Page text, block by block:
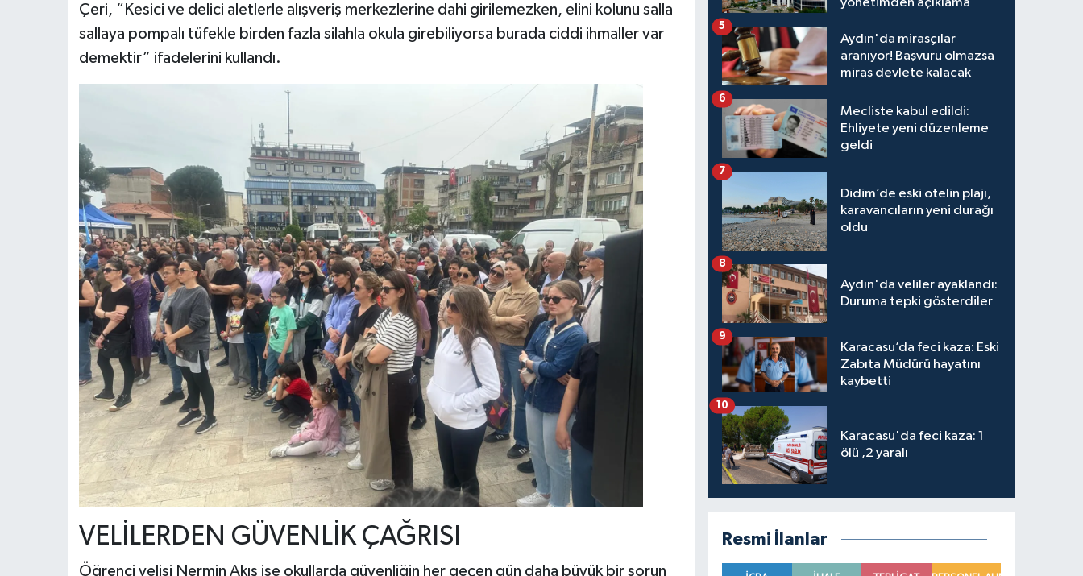
Çeri, “Kesici ve delici aletlerle alışveriş merkezlerine dahi girilemezken, elini kolunu salla
sallaya pompalı tüfekle birden fazla silahla okula girebiliyorsa burada ciddi ihmaller var
demektir” ifadelerini kullandı.
VELİLERDEN GÜVENLİK ÇAĞRISI
Öğrenci velisi Nermin Akış ise okullarda güvenliğin her geçen gün daha büyük bir sorun
yönetimden açıklama
Aydın'da mirasçılar
aranıyor! Başvuru olmazsa
miras devlete kalacak
5
Mecliste kabul edildi:
Ehliyete yeni düzenleme
geldi
6
Didim’de eski otelin plajı,
karavancıların yeni durağı
oldu
7
Aydın'da veliler ayaklandı:
Duruma tepki gösterdiler
8
Karacasu’da feci kaza: Eski
Zabıta Müdürü hayatını
kaybetti
9
Karacasu'da feci kaza: 1
ölü ,2 yaralı
10
Resmi İlanlar